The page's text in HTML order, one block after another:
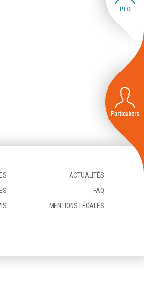
ACTUALITÉS
FAQ
MENTIONS LÉGALES